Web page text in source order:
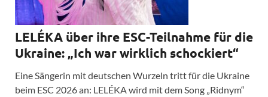
LELÉKA über ihre ESC-Teilnahme für die
Ukraine: „Ich war wirklich schockiert“
Eine Sängerin mit deutschen Wurzeln tritt für die Ukraine
beim ESC 2026 an: LELÉKA wird mit dem Song „Ridnym“